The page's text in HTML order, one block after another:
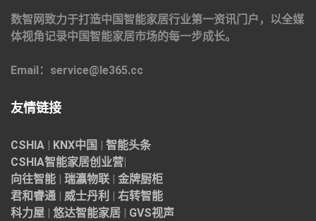
数智网致力于打造中国智能家居行业第一资讯门户，以全媒
体视角记录中国智能家居市场的每一步成长。
Email：service@le365.cc
友情链接
CSHIA KNX中国
智能头条
CSHIA智能家居创业营
向往智能
瑞瀛物联
金牌厨柜
君和睿通
威士丹利
右转智能
科力屋
悠达智能家居 GVS视声